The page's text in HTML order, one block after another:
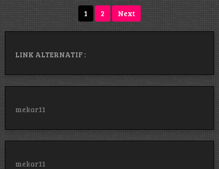
&
1 2 Next
LINK ALTERNATIF :
mekar11
mekar11